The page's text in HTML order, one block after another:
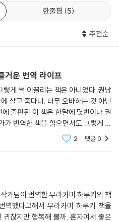
고요”
살렸다는 점을 들 수 있다. 저자는 첫
의 단행본을 이끌어갈 힘이 있는 작
번역 일과 출판계의 적나라한 실상을
번역가를 꿈꾸던 이들에게 마땅한 지
지 않다. 그래도 며칠 뒤에 다시 보면
된다. 아무리 그 작업이 ‘벗어놓은
절로 웃음 짓게 만든다. 지은이가 인
. 행여 소재가 ‘번역’이라고 겁먹지 마
을 넘어 책이란 것에 대해 많은 것을
한줄평 5
추천순
거운 번역 라이프
썩 이끌리는 책은 아니었다. 권남
살고 죽다니. 너무 오바하는 것 아닌
가 번역한 책을 읽으면서도 그렇게 외
2 댓글0
가님이 번역한 무라카미 하루키의 책
역했다고해서 무라카미 하루키 책을
찮지만 행복해 볼까. 혼자여서 좋은